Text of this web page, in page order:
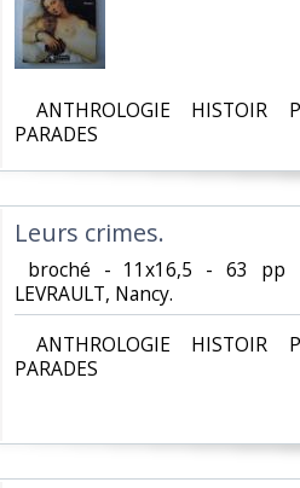
ANTHROLOGIE HISTOIR
PARADES‎
‎Leurs crimes.‎
broché - 11x16,5 - 63 pp
LEVRAULT, Nancy.‎
ANTHROLOGIE HISTOIR
PARADES‎